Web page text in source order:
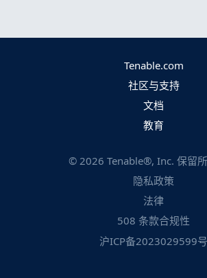
Tenable.com
社区与支持
文档
教育
© 2026 Tenable®, Inc. 保留
隐私政策
法律
508 条款合规性
沪ICP备2023029599号